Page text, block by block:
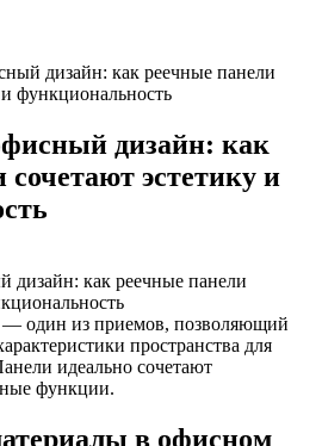
дизайн: как реечные панели
функциональность
дизайн: как
эстетику и
— один из приемов, позволяющий
пространства для
идеально сочетают
функции.
в офисном